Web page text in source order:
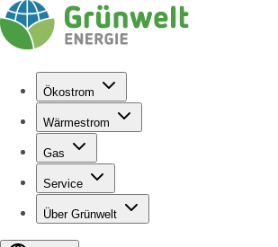
Ökostrom
Wärmestrom
Gas
Service
Über Grünwelt